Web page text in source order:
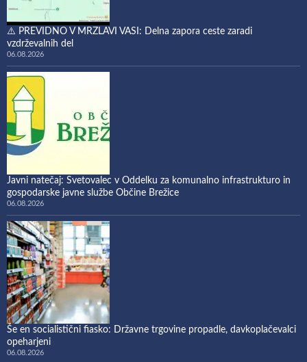
⚠️ PREVIDNO V MRZLAVI VASI: Delna zapora ceste zaradi
vzdrževalnih del
06.08.2026
Javni natečaj: Svetovalec v Oddelku za komunalno infrastrukturo in
gospodarske javne službe Občine Brežice
06.08.2026
Še en socialistični fiasko: Državne trgovine propadle, davkoplačevalci
opeharjeni
06.08.2026